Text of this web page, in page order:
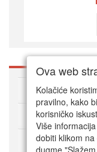
O DVD Zoni
Kako kupovati
Korisnički servis
Ova web
Kolačiće
pravilno, kako
korisničko
Više
dobiti klikom
dugme